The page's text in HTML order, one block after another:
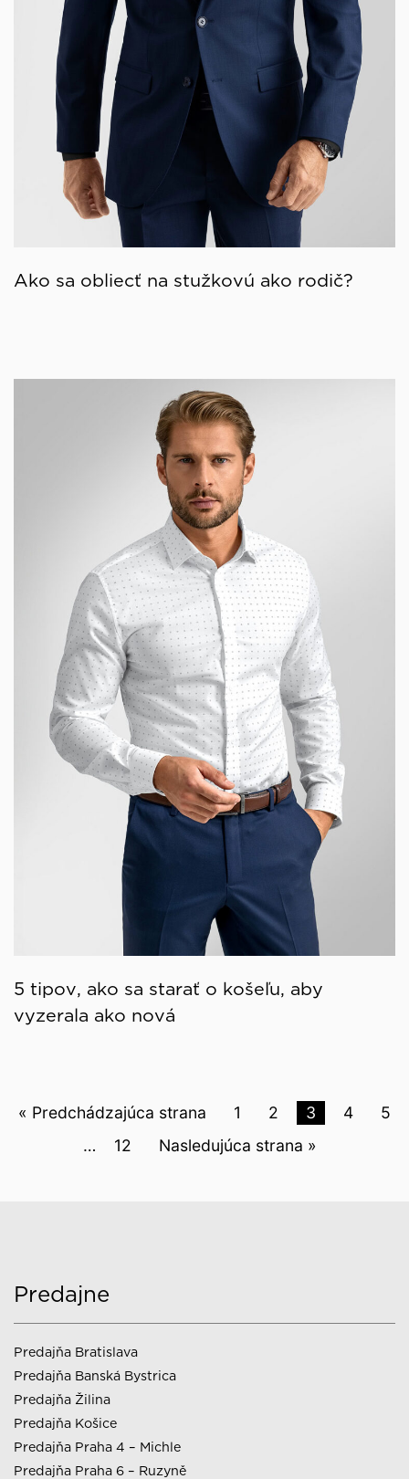
Ako sa obliecť na stužkovú ako rodič?
5 tipov, ako sa starať o košeľu, aby
vyzerala ako nová
« Predchádzajúca strana 1 2 3 4
5
…
12 Nasledujúca strana »
Predajne
Predajňa Bratislava
Predajňa Banská Bystrica
Predajňa Žilina
Predajňa Košice
Predajňa Praha 4 – Michle
Predajňa Praha 6 – Ruzyně